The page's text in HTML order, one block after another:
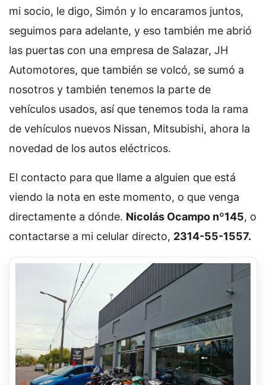
mi socio, le digo, Simón y lo encaramos juntos,
seguimos para adelante, y eso también me abrió
las puertas con una empresa de Salazar, JH
Automotores, que también se volcó, se sumó a
nosotros y también tenemos la parte de
vehículos usados, así que tenemos toda la rama
de vehículos nuevos Nissan, Mitsubishi, ahora la
novedad de los autos eléctricos.
El contacto para que llame a alguien que está
viendo la nota en este momento, o que venga
directamente a dónde. Nicolás Ocampo nº145, o
contactarse a mi celular directo, 2314-55-1557.